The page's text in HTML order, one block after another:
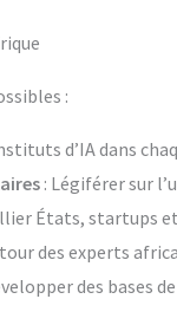
:
d’IA dans
: Légiférer sur
États, startups
des experts
des bases